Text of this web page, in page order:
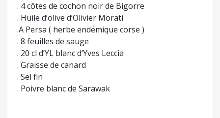
. 4 côtes de cochon noir de Bigorre
. Huile d’olive d’Olivier Morati
.A Persa ( herbe endémique corse )
. 8 feuilles de sauge
. 20 cl d’YL blanc d’Yves Leccia
. Graisse de canard
. Sel fin
. Poivre blanc de Sarawak